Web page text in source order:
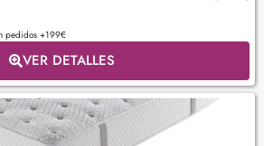
pedidos +199€
VER DETALLES